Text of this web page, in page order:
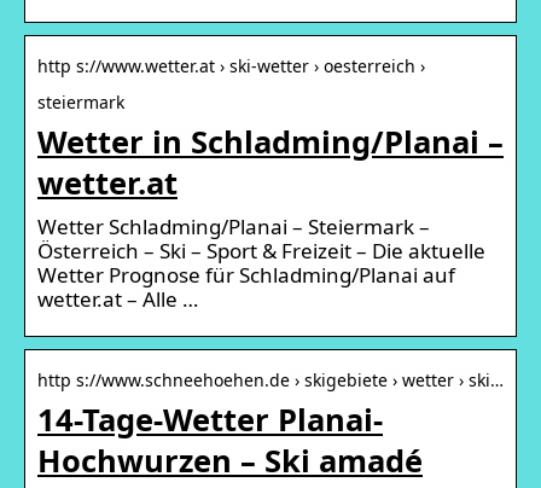
http s://www.wetter.at › ski-wetter › oesterreich ›
steiermark
Wetter in Schladming/Planai –
wetter.at
Wetter Schladming/Planai – Steiermark –
Österreich – Ski – Sport & Freizeit – Die aktuelle
Wetter Prognose für Schladming/Planai auf
wetter.at – Alle …
http s://www.schneehoehen.de › skigebiete › wetter › ski…
14-Tage-Wetter Planai-
Hochwurzen – Ski amadé